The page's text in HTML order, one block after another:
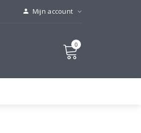
Mijn account
0